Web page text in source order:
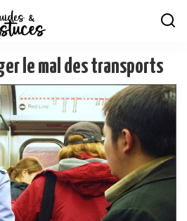
le mal des transports